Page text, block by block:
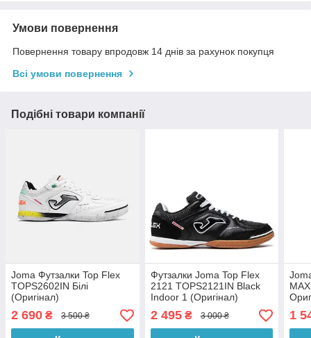
Умови повернення
Повернення товару впродовж 14 днів за рахунок покупця
Всі умови повернення
Подібні товари компанії
Joma Футзалки Top Flex
TOPS2602IN Білі
(Оригінал)
2 690 ₴ 3 500 ₴
Футзалки Joma Top Flex
2121 TOPS2121IN Black
Indoor 1 (Оригінал)
2 495₴ 3 000 ₴ 1